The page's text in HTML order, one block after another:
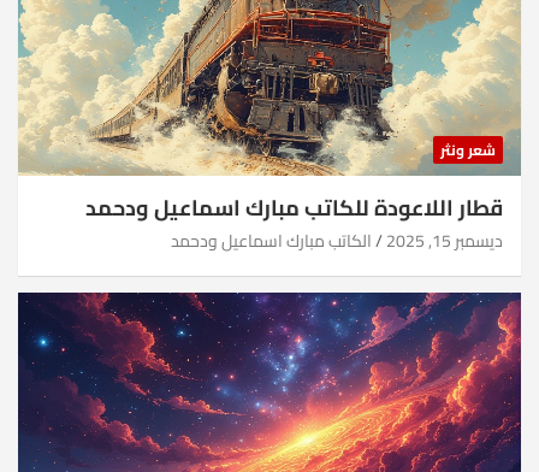
شعر ونثر
قطار اللاعودة للكاتب مبارك اسماعيل ودحمد
ديسمبر 15, 2025 الكاتب مبارك اسماعيل ودحمد